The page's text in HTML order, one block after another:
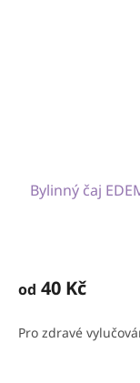
Bylinný čaj
od 40 Kč
Pro zdravé